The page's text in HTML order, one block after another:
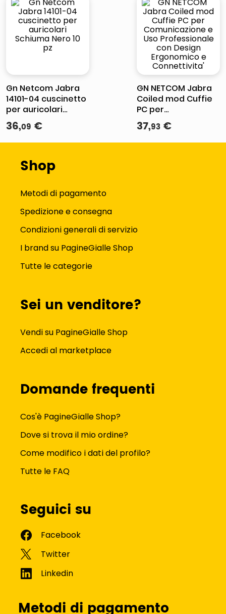
Gn Netcom Jabra
14101-04 cuscinetto
per auricolari
Schiuma Nero 10 pz
36,09 €
GN NETCOM Jabra
Coiled mod Cuffie
PC per
Comunicazione e
Uso Professionale
con Design
37,93 €
Shop
Metodi di pagamento
Spedizione e consegna
Condizioni generali di servizio
I brand su PagineGialle Shop
Tutte le categorie
Sei un venditore?
Vendi su PagineGialle Shop
Accedi al marketplace
Domande frequenti
Cos'è PagineGialle Shop?
Dove si trova il mio ordine?
Come modifico i dati del profilo?
Tutte le FAQ
Seguici su
Metodi di pagamento